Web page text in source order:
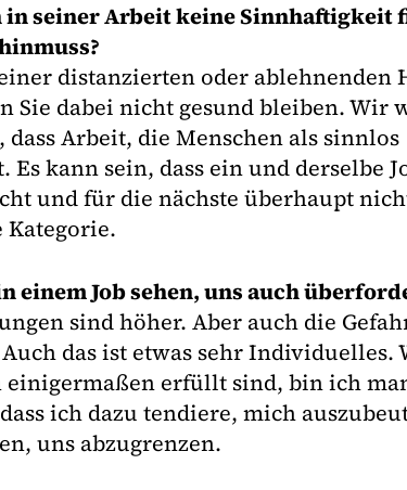
in seiner Arbeit keine Sinnhaftigkeit
distanzierten oder ablehnenden
Sie dabei nicht gesund bleiben. Wir
Arbeit, die Menschen als sinnlos
kann sein, dass ein und derselbe
und für die nächste überhaupt
einem Job sehen, uns auch
sind höher. Aber auch die
das ist etwas sehr Individuelles.
einigermaßen erfüllt sind, bin ich
ich dazu tendiere, mich
uns abzugrenzen.